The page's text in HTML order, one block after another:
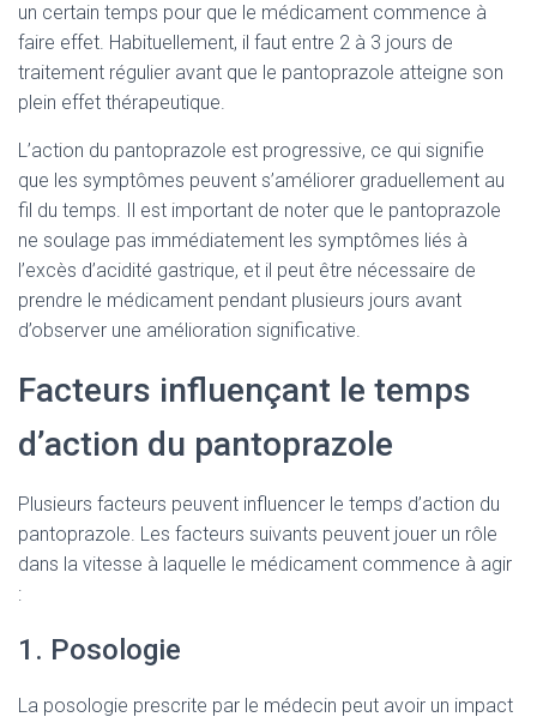
un certain temps pour que le médicament commence à
faire effet. Habituellement, il faut entre 2 à 3 jours de
traitement régulier avant que le pantoprazole atteigne son
plein effet thérapeutique.
L’action du pantoprazole est progressive, ce qui signifie
que les symptômes peuvent s’améliorer graduellement au
fil du temps. Il est important de noter que le pantoprazole
ne soulage pas immédiatement les symptômes liés à
l’excès d’acidité gastrique, et il peut être nécessaire de
prendre le médicament pendant plusieurs jours avant
d’observer une amélioration significative.
Facteurs influençant le temps
d’action du pantoprazole
Plusieurs facteurs peuvent influencer le temps d’action du
pantoprazole. Les facteurs suivants peuvent jouer un rôle
dans la vitesse à laquelle le médicament commence à agir
:
1. Posologie
La posologie prescrite par le médecin peut avoir un impact